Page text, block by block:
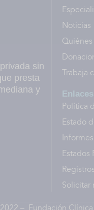
sin
presta
y
Noticias
Trabaja
Política
Estado
Estados
Solicitar